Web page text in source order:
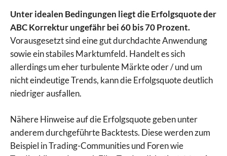
Unter idealen Bedingungen liegt die Erfolgsquote der
ABC Korrektur ungefähr bei 60 bis 70 Prozent.
Vorausgesetzt sind eine gut durchdachte Anwendung
sowie ein stabiles Marktumfeld. Handelt es sich
allerdings um eher turbulente Märkte oder / und um
nicht eindeutige Trends, kann die Erfolgsquote deutlich
niedriger ausfallen.
Nähere Hinweise auf die Erfolgsquote geben unter
anderem durchgeführte Backtests. Diese werden zum
Beispiel in Trading-Communities und Foren wie